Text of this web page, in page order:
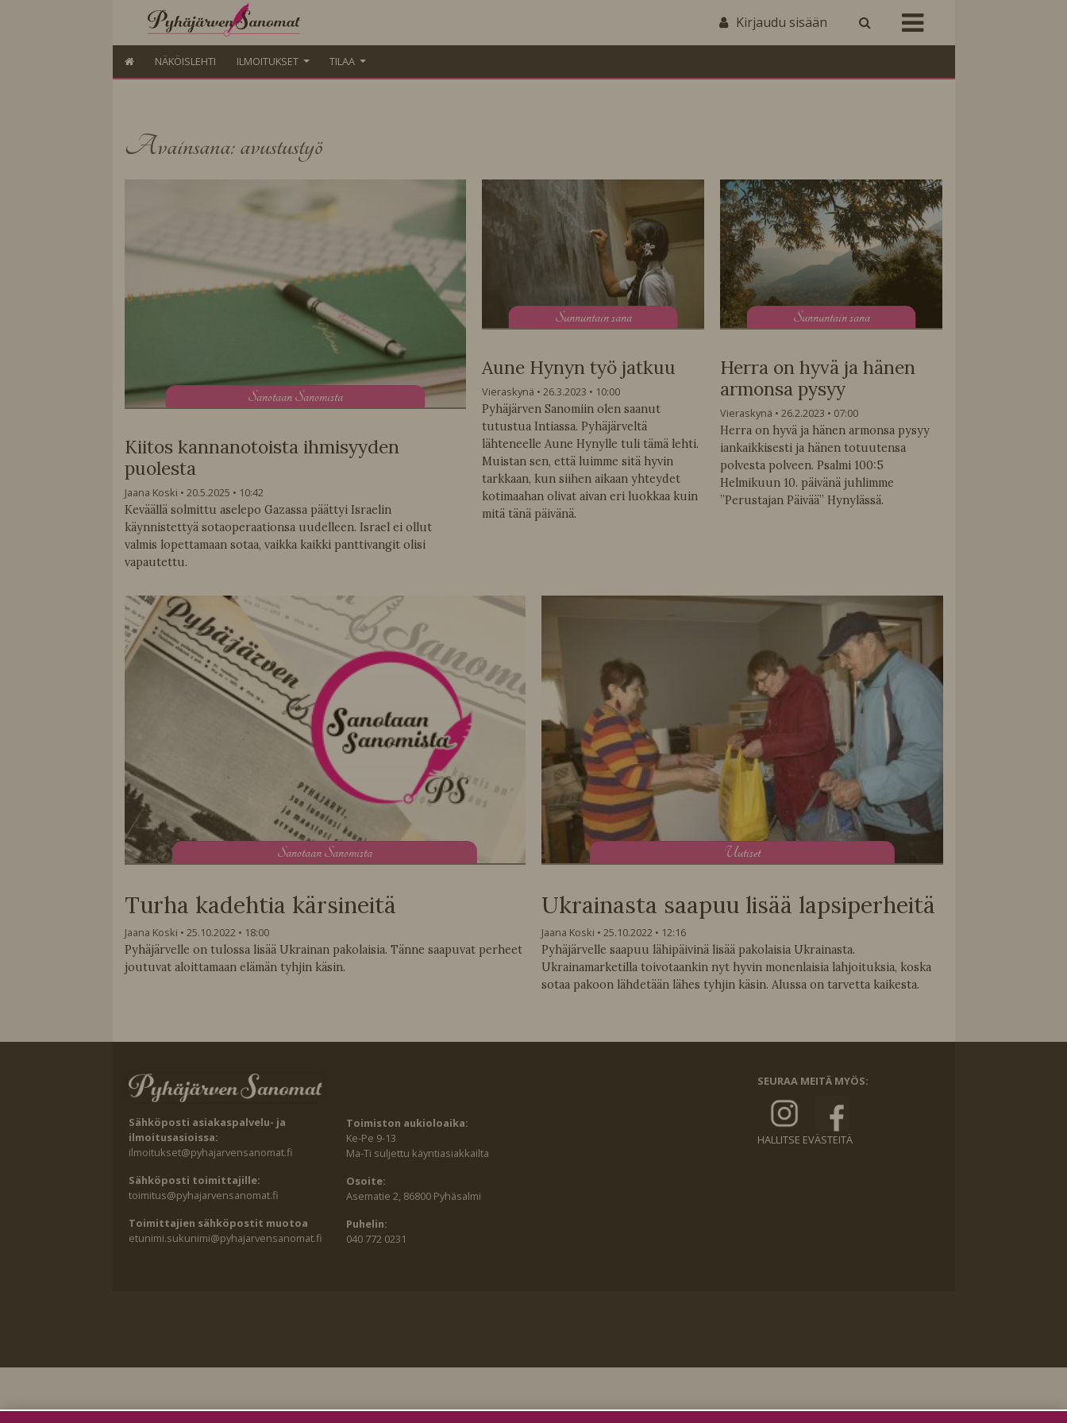
Kirjaudu sisään
NÄKÖISLEHTI ILMOITUKSET TILAA
Avainsana: avustustyö
Sanotaan Sanomista
Kiitos kannanotoista ihmisyyden
puolesta
Jaana Koski 20.5.2025
10:42
Keväällä solmittu aselepo Gazassa päättyi Israelin
käynnistettyä sotaoperaationsa uudelleen. Israel ei ollut
valmis lopettamaan sotaa, vaikka kaikki panttivangit olisi
vapautettu.
Sunnuntain sana
Aune Hynyn työ jatkuu
Vieraskynä 26.3.2023
10:00
Pyhäjärven Sanomiin olen saanut
tutustua Intiassa. Pyhäjärveltä
lähteneelle Aune Hynylle tuli tämä lehti.
Muistan sen, että luimme sitä hyvin
tarkkaan, kun siihen aikaan yhteydet
kotimaahan olivat aivan eri luokkaa kuin
mitä tänä päivänä.
Sunnuntain sana
Herra on hyvä ja hänen
armonsa pysyy
Vieraskynä 26.2.2023
07:00
Herra on hyvä ja hänen armonsa pysyy
iankaikkisesti ja hänen totuutensa
polvesta polveen. Psalmi 100:5
Helmikuun 10. päivänä juhlimme
”Perustajan Päivää” Hynylässä.
Sanotaan Sanomista
Turha kadehtia kärsineitä
Jaana Koski 25.10.2022
18:00
Pyhäjärvelle on tulossa lisää Ukrainan pakolaisia. Tänne saapuvat perheet
joutuvat aloittamaan elämän tyhjin käsin.
Uutiset
Ukrainasta saapuu lisää lapsiperheitä
Jaana Koski 25.10.2022
12:16
Pyhäjärvelle saapuu lähipäivinä lisää pakolaisia Ukrainasta.
Ukrainamarketilla toivotaankin nyt hyvin monenlaisia lahjoituksia, koska
sotaa pakoon lähdetään lähes tyhjin käsin. Alussa on tarvetta kaikesta.
Sähköposti asiakaspalvelu- ja
ilmoitusasioissa:
ilmoitukset@pyhajarvensanomat.fi
Sähköposti toimittajille:
toimitus@pyhajarvensanomat.fi
Toimittajien sähköpostit muotoa
etunimi.sukunimi@pyhajarvensanomat.fi
Toimiston aukioloaika:
Ke-Pe 9-13
Ma-Ti suljettu käyntiasiakkailta
Osoite:
Asematie 2, 86800 Pyhäsalmi
Puhelin:
040 772 0231
SEURAA MEITÄ MYÖS:
HALLITSE EVÄSTEITÄ